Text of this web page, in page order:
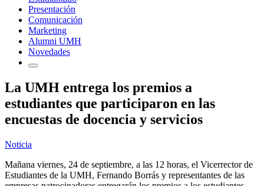
Presentación
Comunicación
Marketing
Alumni UMH
Novedades
La UMH entrega los premios a
estudiantes que participaron en las
encuestas de docencia y servicios
Noticia
Mañana viernes, 24 de septiembre, a las 12 horas, el Vicerrector de
Estudiantes de la UMH, Fernando Borrás y representantes de las